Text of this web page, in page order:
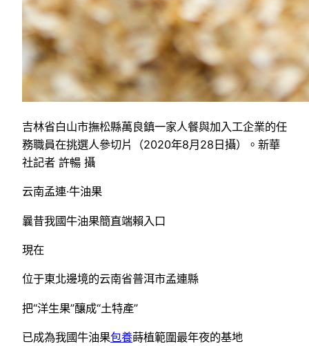
吉林省白山市撫松縣萬良鎮一家人餐與加入工企業的任
務職員在挑選人參切片（2020年8月28日攝）。新華
社記者 許暢 攝
云南孟連·牛油果
曩昔我國牛油果簡直端賴入口
現在
位于東北邊境的云南省普洱市孟連縣
把“洋生果”釀成“土特產”
已成為我國牛油果包養蒔植範圍最年夜的基地